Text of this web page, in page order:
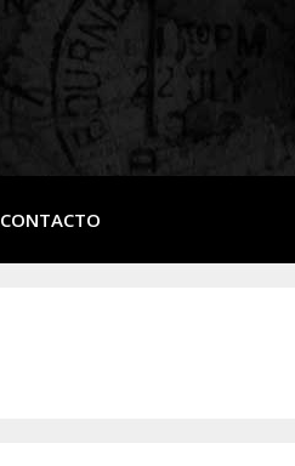
CONTACTO